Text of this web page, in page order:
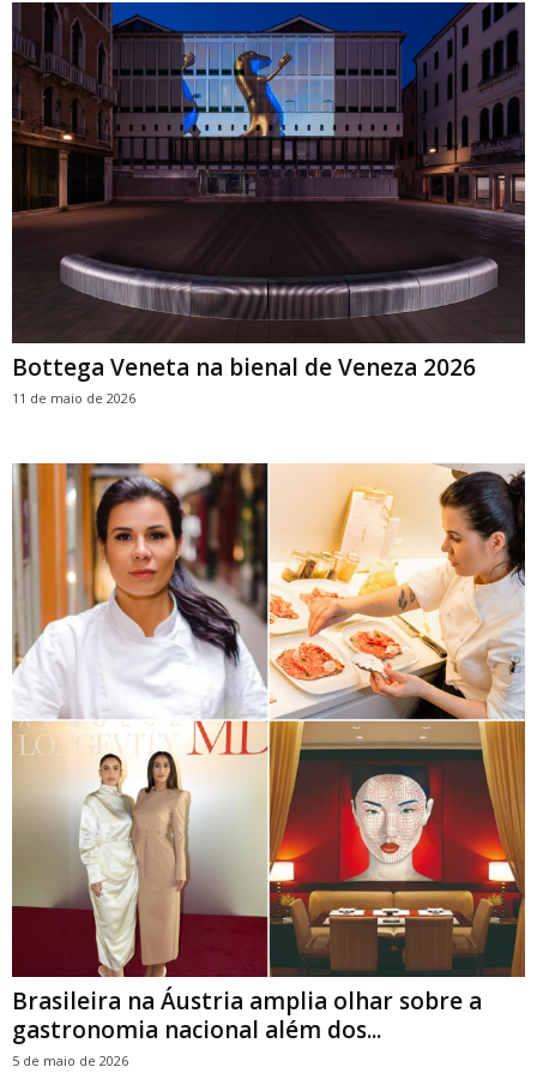
Bottega Veneta na bienal de Veneza 2026
11 de maio de 2026
Brasileira na Áustria amplia olhar sobre a
gastronomia nacional além dos...
5 de maio de 2026